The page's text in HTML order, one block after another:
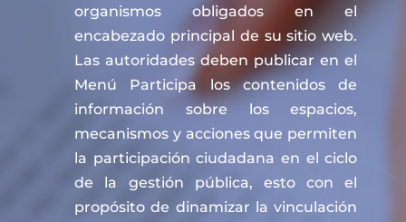
organismos obligados en el
encabezado principal de su sitio web.
Las autoridades deben publicar en el
Menú Participa los contenidos de
información sobre los espacios,
mecanismos y acciones que permiten
la participación ciudadana en el ciclo
de la gestión pública, esto con el
propósito de dinamizar la vinculación